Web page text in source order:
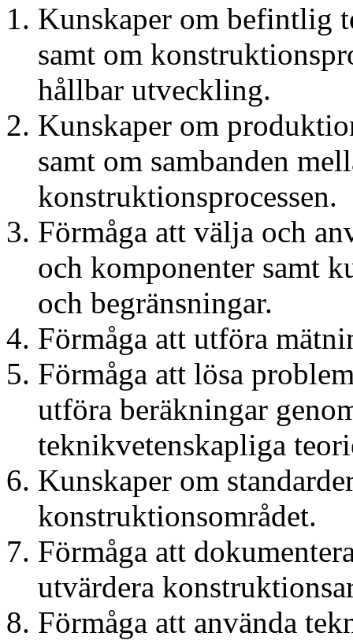
Kunskaper om befintlig
samt om
hållbar utveckling.
Kunskaper om
samt om sambanden
konstruktionsprocessen.
Förmåga att välja och
och komponenter samt
och begränsningar.
Förmåga att utföra
Förmåga att lösa
utföra beräkningar
teknikvetenskapliga
Kunskaper om
konstruktionsområdet.
Förmåga att
utvärdera
Förmåga att använda